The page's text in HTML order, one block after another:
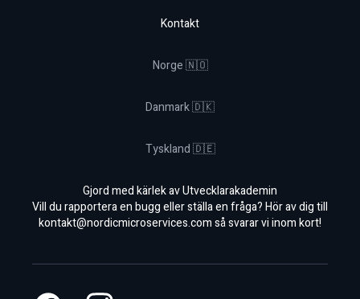
Kontakt
Norge 🇳🇴
Danmark 🇩🇰
Tyskland 🇩🇪
Gjord med kärlek av Utvecklarakademin
Vill du rapportera en bugg eller ställa en fråga? Hör av dig till
kontakt@nordicmicroservices.comså svarar vi inom kort!